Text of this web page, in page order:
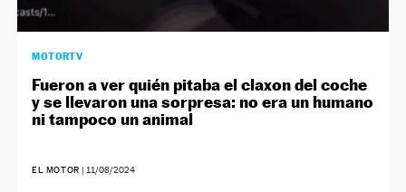
MOTORTV
Fueron a ver quién pitaba el claxon del coche
y se llevaron una sorpresa: no era un humano
ni tampoco un animal
EL MOTOR | 11/08/2024